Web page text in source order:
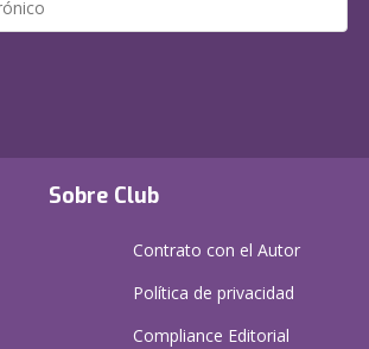
Sobre Club
Contrato con el Autor
Política de privacidad
Compliance Editorial